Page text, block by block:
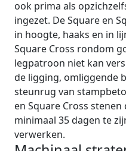
ook prima als
ingezet. De Square en
in hoogte, haaks en in
Square Cross rondom
legpatroon niet kan
de ligging, omliggende
steunrug van
en Square Cross
minimaal 35 dagen te
verwerken.